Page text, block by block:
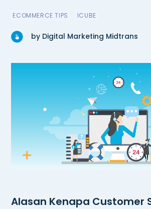
ECOMMERCE TIPS ICUBE
by Digital Marketing Midtrans
Alasan Kenapa Customer